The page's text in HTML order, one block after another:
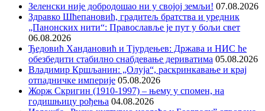
Зеленски није добродошао ни у својој земљи! 07.08.2026
Здравко Шћепановић, градитељ братства и уредник
„Панонских нити“: Православље је пут у бољи свет
06.08.2026
Ђедовић Хандановић и Тјурдењев: Држава и НИС ће
обезбедити стабилно снабдевање дериватима 05.08.2026
Владимир Кршљанин: „Олуја“, раскринкавање и крај
отпадничке империје 05.08.2026
Жорж Скригин (1910-1997) – њему у спомен, на
годишњицу рођења 04.08.2026